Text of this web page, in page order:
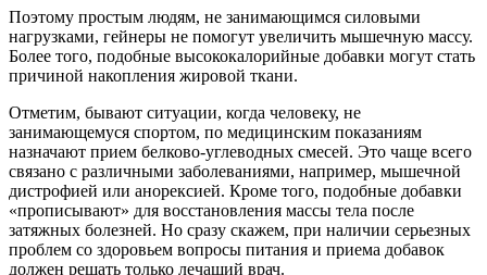
Поэтому простым людям, не занимающимся силовыми
нагрузками, гейнеры не помогут увеличить мышечную массу.
Более того, подобные высококалорийные добавки могут стать
причиной накопления жировой ткани.
Отметим, бывают ситуации, когда человеку, не
занимающемуся спортом, по медицинским показаниям
назначают прием белково-углеводных смесей. Это чаще всего
связано с различными заболеваниями, например, мышечной
дистрофией или анорексией. Кроме того, подобные добавки
«прописывают» для восстановления массы тела после
затяжных болезней. Но сразу скажем, при наличии серьезных
проблем со здоровьем вопросы питания и приема добавок
должен решать только лечащий врач.